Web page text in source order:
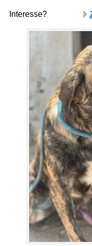
Interesse?